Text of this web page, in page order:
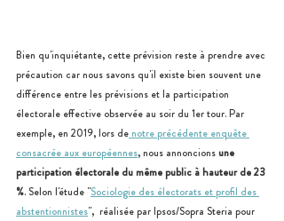
Bien qu'inquiétante, cette prévision reste à prendre avec
précaution car nous savons qu'il existe bien souvent une
différence entre les prévisions et la participation
électorale effective observée au soir du 1er tour. Par
exemple, en 2019, lors de notre précédente enquête
consacrée aux européennes, nous annoncions une
participation électorale du même public à hauteur de 23
%. Selon l'étude "Sociologie des électorats et profil des
abstentionnistes",  réalisée par Ipsos/Sopra Steria pour